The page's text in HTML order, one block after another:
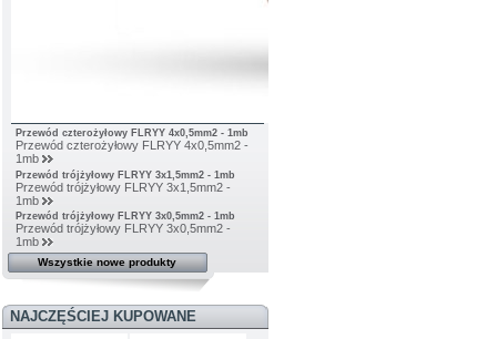
Przewód czterożyłowy FLRYY 4x0,5mm2 - 1mb
Przewód czterożyłowy FLRYY 4x0,5mm2 -
1mb
Przewód trójżyłowy FLRYY 3x1,5mm2 - 1mb
Przewód trójżyłowy FLRYY 3x1,5mm2 -
1mb
Przewód trójżyłowy FLRYY 3x0,5mm2 - 1mb
Przewód trójżyłowy FLRYY 3x0,5mm2 -
1mb
Wszystkie nowe produkty
NAJCZĘŚCIEJ KUPOWANE